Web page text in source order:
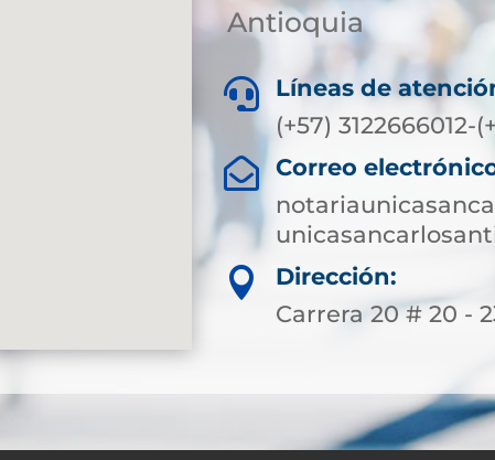
Antioquia

Líneas de
(+57) 3122666012-

Correo

Dirección:
Carrera 20 # 20 -